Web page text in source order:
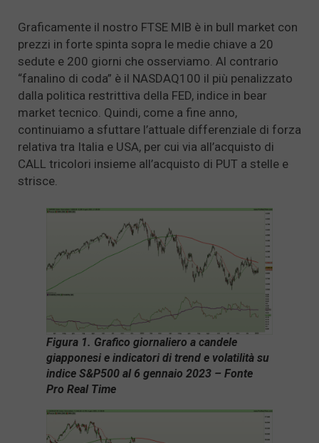
Graficamente il nostro FTSE MIB è in bull market con
prezzi in forte spinta sopra le medie chiave a 20
sedute e 200 giorni che osserviamo. Al contrario
“fanalino di coda” è il NASDAQ100 il più penalizzato
dalla politica restrittiva della FED, indice in bear
market tecnico. Quindi, come a fine anno,
continuiamo a sfuttare l’attuale differenziale di forza
relativa tra Italia e USA, per cui via all’acquisto di
CALL tricolori insieme all’acquisto di PUT a stelle e
strisce.
Figura 1. Grafico giornaliero a candele
giapponesi e indicatori di trend e volatilità su
indice S&P500 al 6 gennaio 2023 – Fonte
Pro Real Time